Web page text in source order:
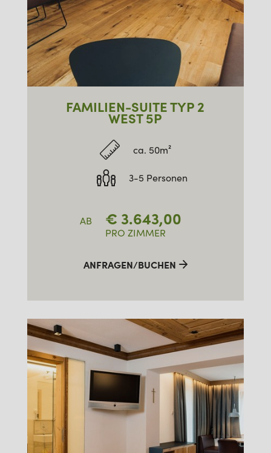
FAMILIEN-SUITE TYP 2
WEST 5P
ca. 50m²
3-5 Personen
AB € 3.643,00
PRO ZIMMER
ANFRAGEN/BUCHEN